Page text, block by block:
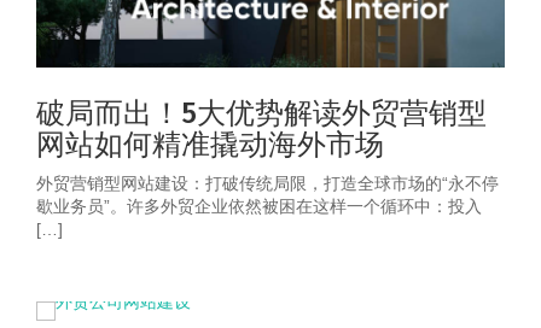
破局而出！5大优势解读外贸营销型
网站如何精准撬动海外市场
外贸营销型网站建设：打破传统局限，打造全球市场的“永不停
歇业务员”。许多外贸企业依然被困在这样一个循环中：投入
[…]